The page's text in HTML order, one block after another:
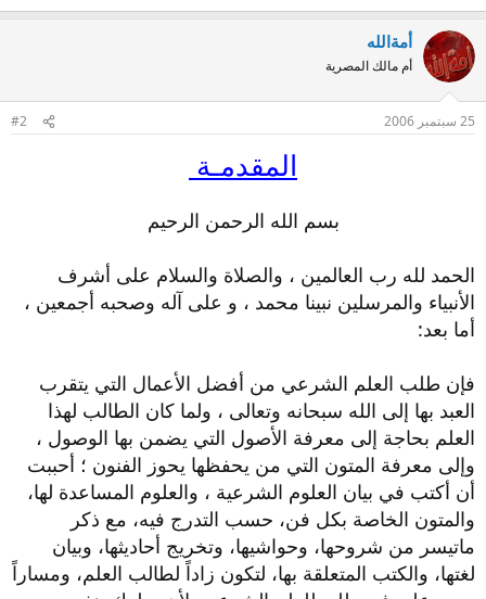
أمةالله
أم مالك المصرية
25 سبتمبر 2006 #2
المقدمـة
بسم الله الرحمن الرحيم​
الحمد لله رب العالمين ، والصلاة والسلام على أشرف
الأنبياء والمرسلين نبينا محمد ، و على آله وصحبه أجمعين ،
أما بعد:
فإن طلب العلم الشرعي من أفضل الأعمال التي يتقرب
العبد بها إلى الله سبحانه وتعالى ، ولما كان الطالب لهذا
العلم بحاجة إلى معرفة الأصول التي يضمن بها الوصول ،
وإلى معرفة المتون التي من يحفظها يحوز الفنون ؛ أحببت
أن أكتب في بيان العلوم الشرعية ، والعلوم المساعدة لها،
والمتون الخاصة بكل فن، حسب التدرج فيه، مع ذكر
ماتيسر من شروحها، وحواشيها، وتخريج أحاديثها، وبيان
لغتها، والكتب المتعلقة بها، لتكون زاداً لطالب العلم، ومساراً